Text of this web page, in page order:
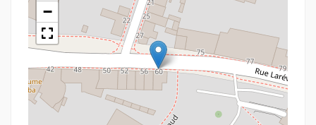
−